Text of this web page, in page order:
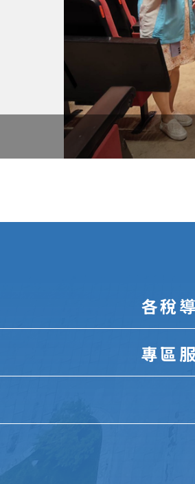
恭賀!東勢分局志工吳惠姝小
領獎志工合照~東勢分局志
各稅
專區